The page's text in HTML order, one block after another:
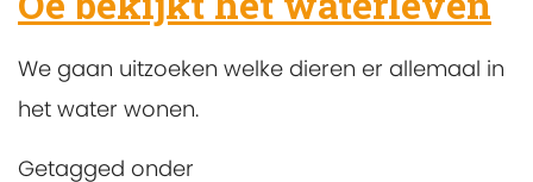
We gaan uitzoeken welke dieren er allemaal in
het water wonen.
Getagged onder